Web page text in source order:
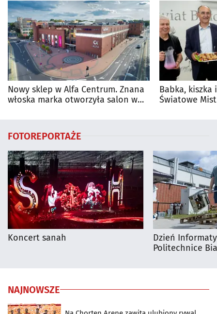
Nowy sklep w Alfa Centrum. Znana
włoska marka otworzyła salon w
Babka, kiszka
Światowe
FOTOREPORTAŻE
Koncert sanah
Dzień
Politechnice
NAJNOWSZE